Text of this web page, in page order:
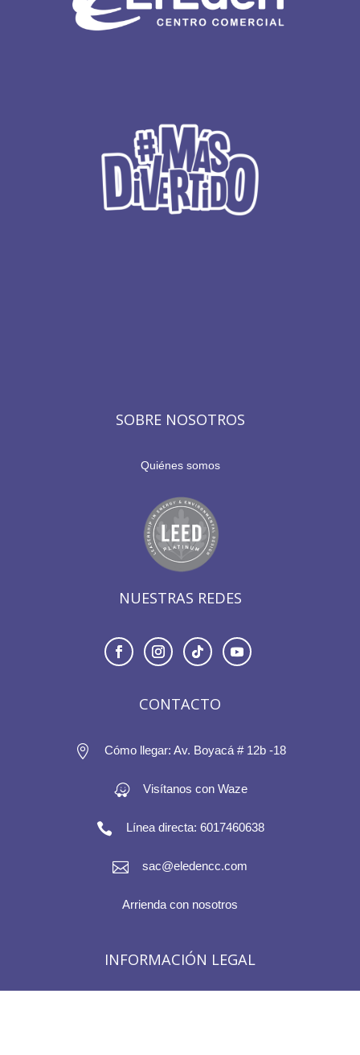
SOBRE NOSOTROS
Quiénes somos
NUESTRAS REDES
CONTACTO
 Cómo llegar: Av. Boyacá # 12b -18
Visítanos con Waze
 Línea directa: 6017460638
 sac@eledencc.com
Arrienda con nosotros
INFORMACIÓN LEGAL